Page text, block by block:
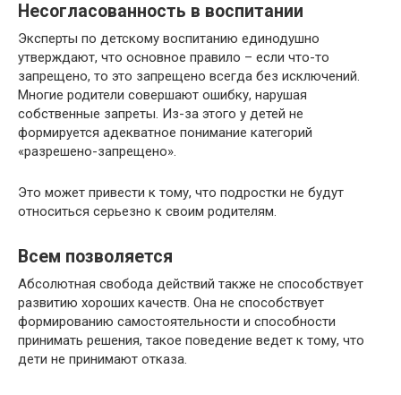
Несогласованность в воспитании
Эксперты по детскому воспитанию единодушно
утверждают, что основное правило – если что-то
запрещено, то это запрещено всегда без исключений.
Многие родители совершают ошибку, нарушая
собственные запреты. Из-за этого у детей не
формируется адекватное понимание категорий
«разрешено-запрещено».
Это может привести к тому, что подростки не будут
относиться серьезно к своим родителям.
Всем позволяется
Абсолютная свобода действий также не способствует
развитию хороших качеств. Она не способствует
формированию самостоятельности и способности
принимать решения, такое поведение ведет к тому, что
дети не принимают отказа.